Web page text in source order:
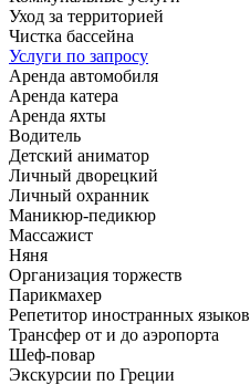
Уход за территорией
Чистка бассейна
Услуги по запросу
Аренда автомобиля
Аренда катера
Аренда яхты
Водитель
Детский аниматор
Личный дворецкий
Личный охранник
Маникюр-педикюр
Массажист
Няня
Организация торжеств
Парикмахер
Репетитор иностранных языков
Трансфер от и до аэропорта
Шеф-повар
Экскурсии по Греции